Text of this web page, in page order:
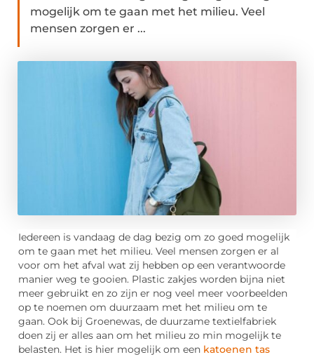
mogelijk om te gaan met het milieu. Veel
mensen zorgen er ...
Iedereen is vandaag de dag bezig om zo goed mogelijk
om te gaan met het milieu. Veel mensen zorgen er al
voor om het afval wat zij hebben op een verantwoorde
manier weg te gooien. Plastic zakjes worden bijna niet
meer gebruikt en zo zijn er nog veel meer voorbeelden
op te noemen om duurzaam met het milieu om te
gaan. Ook bij Groenewas, de duurzame textielfabriek
doen zij er alles aan om het milieu zo min mogelijk te
belasten. Het is hier mogelijk om een katoenen tas